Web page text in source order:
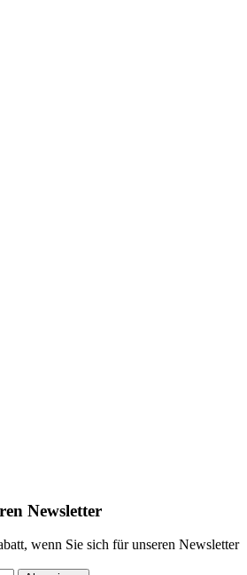
Newsletter
wenn Sie sich für unseren Newsletter